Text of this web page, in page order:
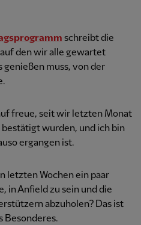
schreibt die
auf den wir alle gewartet
genießen muss, von der
freue, seit wir letzten Monat
wurden, und ich bin
ergangen ist.
letzten Wochen ein paar
in Anfield zu sein und die
abzuholen? Das ist
Besonderes.